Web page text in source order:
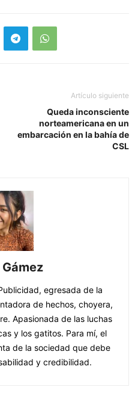
Artículo siguiente
Queda inconsciente
norteamericana en un
embarcación en la bahía de
CSL
egresada de la
de hechos, choyera,
Apasionada de las luchas
y los gatitos. Para mí, el
de la sociedad que debe
y credibilidad.